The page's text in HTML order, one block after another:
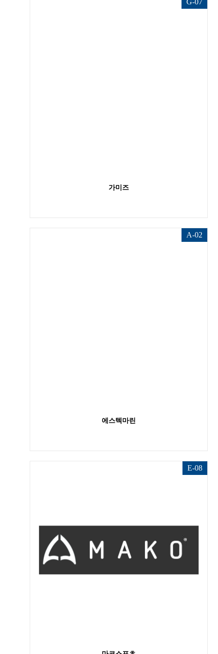
G-07
가미즈
A-02
에스텍마린
E-08